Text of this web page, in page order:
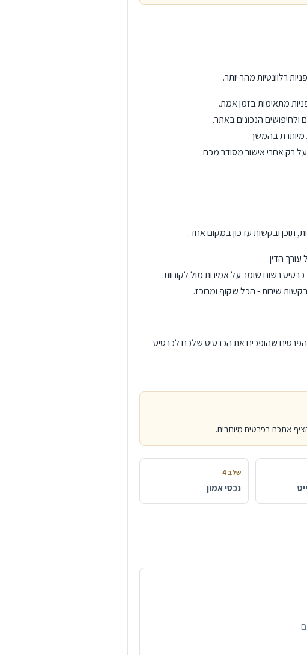
רלוונטיות מהר יותר.
מתאימות בזמן אמת.
הנכונים באתר.
מיותרת בהמשך.
רק אחרי אישור מסודר מכם.
תוכן ובקשות עדכון במקום אחד.
הדין.
רשום שומר על אמינות מול לקוחות.
שירות - הכל שקוף ומרוכז.
הפרטים שהופכים את הכרטיס שלכם לכרטיס
אתכם בפרטים מיותרים.
שלב 4
נכסי אמון